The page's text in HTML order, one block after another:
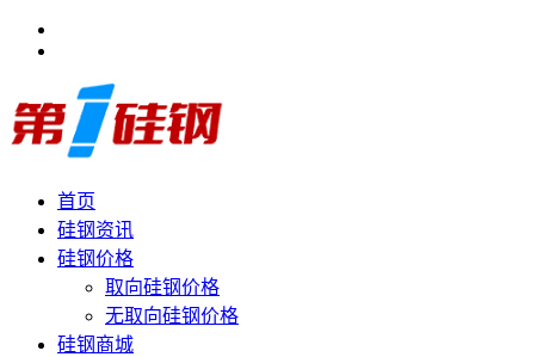
首页
硅钢资讯
硅钢价格
取向硅钢价格
无取向硅钢价格
硅钢商城